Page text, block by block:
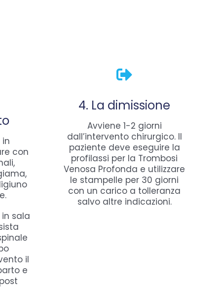
con
sala
il
e
4. La dimissione
Avviene 1-2 giorni
dall’intervento chirurgico. Il
paziente deve eseguire la
profilassi per la Trombosi
Venosa Profonda e utilizzare
le stampelle per 30 giorni
con un carico a tolleranza
salvo altre indicazioni.